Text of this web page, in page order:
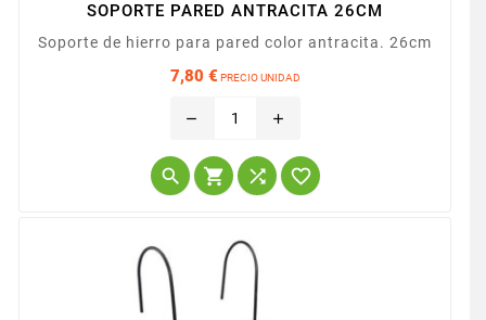
SOPORTE PARED ANTRACITA 26CM
Soporte de hierro para pared color antracita. 26cm
7,80 € PRECIO UNIDAD
remove add
   